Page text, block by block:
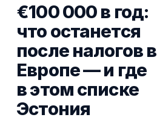
€100 000 в год:
что останется
после налогов в
Европе — и где
в этом списке
Эстония